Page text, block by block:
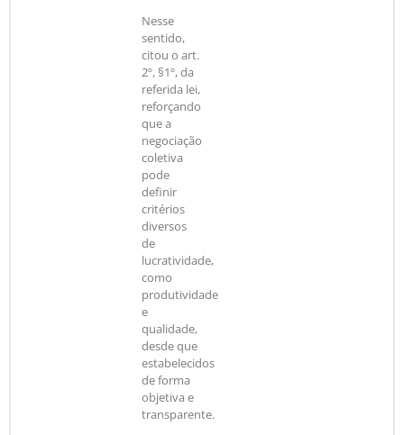
Nesse
sentido,
citou o art.
2º, §1º, da
referida lei,
reforçando
que a
negociação
coletiva
pode
definir
critérios
diversos
de
lucratividade,
como
produtividade
e
qualidade,
desde que
estabelecidos
de forma
objetiva e
transparente.